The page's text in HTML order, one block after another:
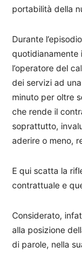
portabilità della
Durante
quotidianamente
l’operatore del
dei servizi ad
minuto per oltre
che rende il
soprattutto,
aderire o meno,
E qui scatta la
contrattuale e
Considerato,
alla posizione
di parole, nella